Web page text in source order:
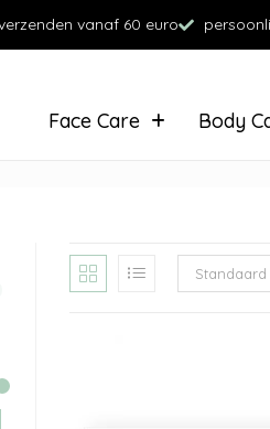
vanaf 60 euro
Face Care Body